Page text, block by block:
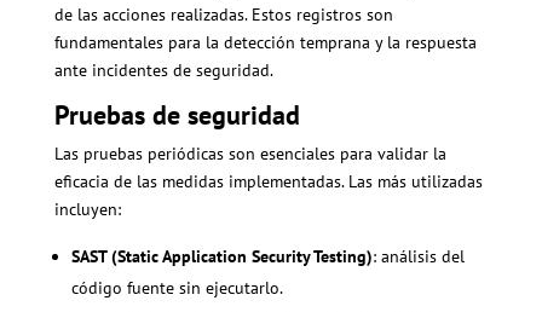
de las acciones realizadas. Estos registros son
fundamentales para la detección temprana y la respuesta
ante incidentes de seguridad.
Pruebas de seguridad
Las pruebas periódicas son esenciales para validar la
eficacia de las medidas implementadas. Las más utilizadas
incluyen:
SAST (Static Application Security Testing): análisis del
código fuente sin ejecutarlo.